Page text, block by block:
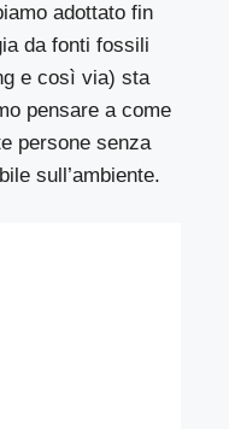
adottato fin
da fonti fossili
e così via) sta
pensare a come
persone senza
sull’ambiente.